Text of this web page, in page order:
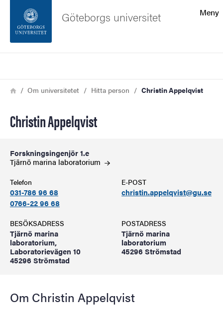
Sidfoten
Meny
Göteborgs universitet
Länkstig
HemOm universitetet Hitta person Christin Appelqvist
Christin Appelqvist
Forskningsingenjör 1.e
Tjärnö marina laboratorium
Telefon
031-786 96 68
0766-22 96 68
E-POST
christin.appelqvist@gu.se
BESÖKSADRESS
Tjärnö marina
laboratorium,
Laboratorievägen 10
45296 Strömstad
POSTADRESS
Tjärnö marina
laboratorium
45296 Strömstad
Om Christin Appelqvist